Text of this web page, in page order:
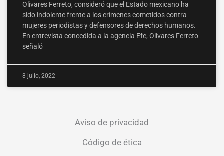
Olivares Ferreto, consideró que el Estado mexicano ha
sido indolente frente a los crímenes cometidos contra
mujeres periodistas y defensores de derechos humanos.
En entrevista concedida a la agencia Efe, Olivares Ferreto
señaló
8 julio, 2022
Aviso de privacidad
Código de ética